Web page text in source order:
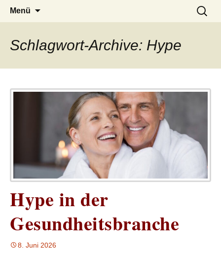
LUCKX
– das Magazin
Menü
Suchen
nach:
Schlagwort-Archive: Hype
Hype in der
Gesundheitsbranche
8. Juni 2026